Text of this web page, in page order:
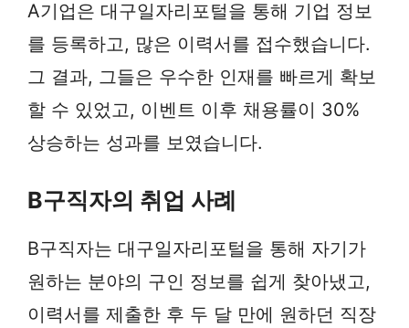
A기업은 대구일자리포털을 통해 기업 정보
를 등록하고, 많은 이력서를 접수했습니다.
그 결과, 그들은 우수한 인재를 빠르게 확보
할 수 있었고, 이벤트 이후 채용률이 30%
상승하는 성과를 보였습니다.
B구직자의 취업 사례
B구직자는 대구일자리포털을 통해 자기가
원하는 분야의 구인 정보를 쉽게 찾아냈고,
이력서를 제출한 후 두 달 만에 원하던 직장